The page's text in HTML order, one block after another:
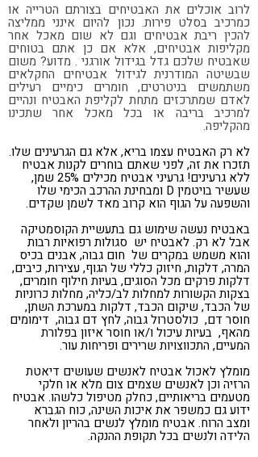
לרוב אוכלים את האבטיחים בצורתם הטרייה או
כמרכיב בסלט פירות. נכון להיום אינני ממליצה
להכין ריבת אבטיחים וגם לא שום מאכל אחר
מקליפות אבטיחים, אלא אם כן אתם בטוחים
שאבטיח שלכם גדל בגידול אורגני . מדוע? משום
שבשיטה המודרנית לגידול אבטיחים החקלאים
משתמשים בניטרטים, חומרים כימיים רעילים
לאדם שמתרכזים מתחת לקליפת האבטיח ונהיים
למרכיב בריבה או בכל מאכל אחר שתכינו
מהקליפה.
לא רק האבטיח עצמו בריא, אלא גם הגרעינים שלו.
תזכרו את זה, לפני שאתם בוחרים לקנות אבטיח
ללא גרעינים! גרעיני אבטיח מכילים 25% שמן,
שעשיר בויטמין D ומבחינת ההרכב הכימי שלו
והשפעה על הגוף הוא קרוב מאד לשמן שקדים.
באבטיח נעשה שימוש גם בתעשיית הקוסמטיקה
אבל לא רק. לאבטיח יש סגולות רפואיות רבות
והוא משמש במקרים של חום גבוה, אבנים בכיס
המרה, דלקות, חיזוק כללי של הגוף, עצירות, כיבים,
דלקות פרקים מכל הסוגים, בעיות חילוף חומרים,
בצקות הקשורות למחלות לב/כליה, מחלות כרוניות
של הכבד, שיקום הכבד, דלקות במערכת השתן,
חוסר דם, כולסטרול גבוה, לחץ דם גבוה, דימומים
מהאף, בעיות עיכול ו/או חוסר איזון בפלורת
המעיים, התכווצויות שרירים ופריחות עור.
מומלץ לאכול אבטיח לאנשים שעושים דיאטת
הרזיה וכן לאנשים שצמים צום מלא או חלקי
מטעמים בריאותיים, כחלק מטיפול כלשהו. אבטיח
ידוע גם כמשפר את איכות השינה, כוח הגברא
ומצב הרוח. אבטיח מומלץ לנשים בהריון ולאחר
הלידה ולנשים בכל תקופת ההנקה.